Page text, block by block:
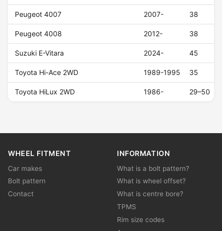
Peugeot 4007 2007- 38
Peugeot 4008 2012- 38
Suzuki E-Vitara 2024- 45
Toyota Hi-Ace 2WD 1989-1995 35
Toyota HiLux 2WD 1986- 29–50
WHEEL FITMENT
Car makes
Bolt pattern
Contact
INFORMATION
What is a bolt pattern?
What is wheel offset?
What is centre bore?
TPMS
Rim size codes